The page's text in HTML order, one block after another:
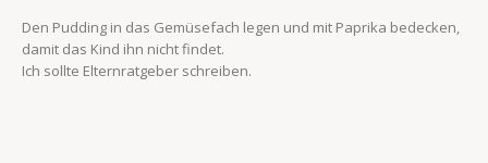
Den Pudding in das Gemüsefach legen und mit Paprika bedecken,
damit das Kind ihn nicht findet.
Ich sollte Elternratgeber schreiben.